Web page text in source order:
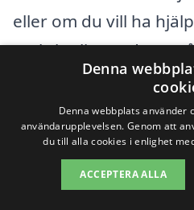
eller om du vill ha
omkringliggande
möjligheter.
Några av städerna
kan hitta experter
inkluderar:
Denna
Denna webbplats använder
användarupplevelsen. Genom att
du till alla cookies i enlighet
ACCEPTERA ALLA